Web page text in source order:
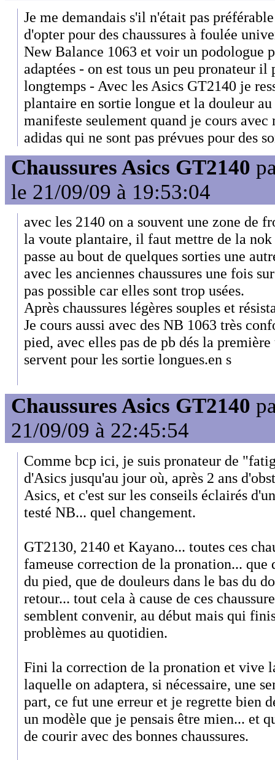
Je me demandais s'il n'était pas
d'opter pour des chaussures à foulée
New Balance 1063 et voir un podologue
adaptées - on est tous un peu pronateur il
longtemps - Avec les Asics GT2140 je
plantaire en sortie longue et la douleur
manifeste seulement quand je cours avec
adidas qui ne sont pas prévues pour des
Chaussures Asics GT2140
le 21/09/09 à 19:53:04
avec les 2140 on a souvent une zone de
la voute plantaire, il faut mettre de la nok
passe au bout de quelques sorties une
avec les anciennes chaussures une fois
pas possible car elles sont trop usées.
Après chaussures légères souples et
Je cours aussi avec des NB 1063 très
pied, avec elles pas de pb dés la
servent pour les sortie longues.en s
Chaussures Asics GT2140
21/09/09 à 22:45:54
Comme bcp ici, je suis pronateur de
d'Asics jusqu'au jour où, après 2 ans
Asics, et c'est sur les conseils éclairés
testé NB... quel changement.
GT2130, 2140 et Kayano... toutes ces
fameuse correction de la pronation...
du pied, que de douleurs dans le bas du
retour... tout cela à cause de ces
semblent convenir, au début mais qui
problèmes au quotidien.
Fini la correction de la pronation et vive
laquelle on adaptera, si nécessaire, une
part, ce fut une erreur et je regrette bien
un modèle que je pensais être mien... et
de courir avec des bonnes chaussures.